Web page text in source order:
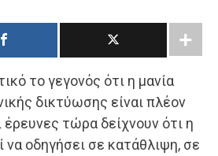
το γεγονός ότι η μανία
δικτύωσης είναι πλέον
τώρα δείχνουν ότι η
να οδηγήσει σε κατάθλιψη, σε